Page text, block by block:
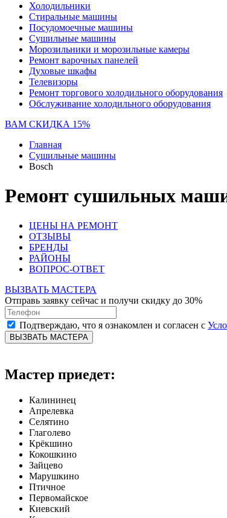
Холодильники
Стиральные машины
Посудомоечные машины
Сушильные машины
Морозильники и морозильные камеры
Ремонт варочных панелей
Духовые шкафы
Телевизоры
Ремонт торгового холодильного оборудования
Обслуживание холодильного оборудования
ВАМ СКИДКА 15%
Главная
Сушильные машины
Bosch
Ремонт сушильных
ЦЕНЫ НА РЕМОНТ
ОТЗЫВЫ
БРЕНДЫ
РАЙОНЫ
ВОПРОС-ОТВЕТ
ВЫЗВАТЬ МАСТЕРА
Отправь заявку сейчас и получи скидку до 30%
Подтверждаю, что я ознакомлен и согласен с
ВЫЗВАТЬ МАСТЕРА
Мастер приедет:
Калининец
Апрелевка
Селятино
Глаголево
Крёкшино
Кокошкино
Зайцево
Марушкино
Птичное
Первомайское
Киевский